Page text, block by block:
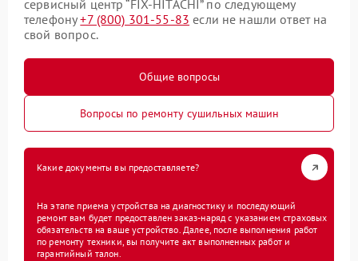
сервисный центр “FIX-HITACHI” по следующему
телефону+7 (800) 301-55-83 если не нашли ответ на
свой вопрос.
Общие вопросы
Вопросы по ремонту сушильных машин
Какие документы вы предоставляете?
На этапе приема устройства на диагностику и последующий
ремонт вам будет предоставлен заказ-наряд с указанием страховых
обязательств на ваше устройство. Далее, после выполнения работ
по ремонту техники, вы получите акт выполненных работ и
гарантийный талон.